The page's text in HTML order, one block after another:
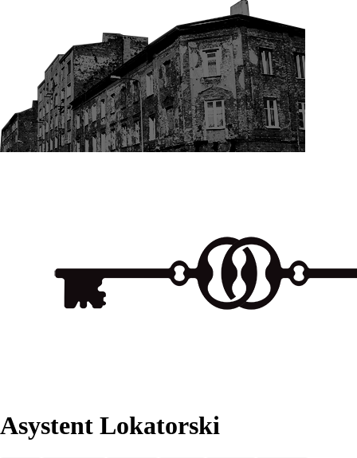
Asystent Lokatorski